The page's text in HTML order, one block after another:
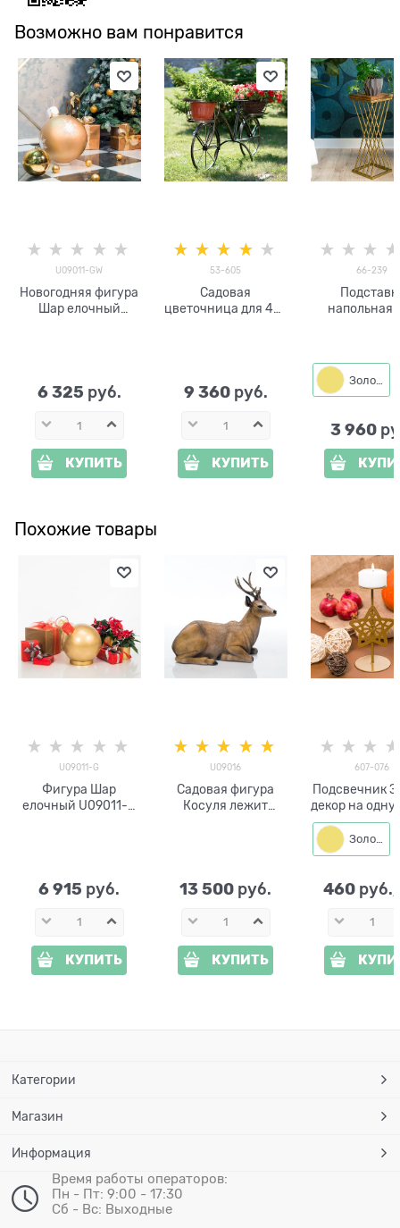
Возможно вам понравится
U09011-GW
Новогодняя фигура
Шар елочный
6 325 руб.
КУПИТЬ
53-605
Садовая
цветочница для 4-х
9 360 руб.
КУПИТЬ
66-239
напольная
Золото
3 960
Похожие товары
U09011-G
Фигура Шар
елочный U09011-G
6 915 руб.
КУПИТЬ
U09016
Садовая фигура
Косуля лежит
13 500 руб.
КУПИТЬ
607-076
Подсвечник
декор на одну
Золото
460
Категории
Магазин
Информация
Время работы операторов:
Пн - Пт: 9:00 - 17:30
Сб - Вс: Выходные